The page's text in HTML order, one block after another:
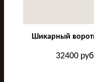
Шикарный
32400